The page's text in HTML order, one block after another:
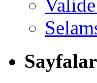
Sayfalar